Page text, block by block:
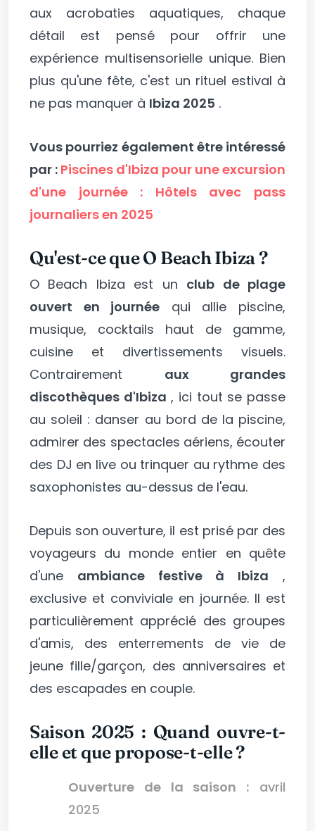
aux acrobaties aquatiques, chaque
détail est pensé pour offrir une
expérience multisensorielle unique. Bien
plus qu'une fête, c'est un rituel estival à
ne pas manquer à Ibiza 2025 .
Vous pourriez également être intéressé
par : Piscines d'Ibiza pour une excursion
d'une journée : Hôtels avec pass
journaliers en 2025
Qu'est-ce que O Beach Ibiza ?
O Beach Ibiza est un club de plage
ouvert en journée qui allie piscine,
musique, cocktails haut de gamme,
cuisine et divertissements visuels.
Contrairement aux grandes
discothèques d'Ibiza , ici tout se passe
au soleil : danser au bord de la piscine,
admirer des spectacles aériens, écouter
des DJ en live ou trinquer au rythme des
saxophonistes au-dessus de l'eau.
Depuis son ouverture, il est prisé par des
voyageurs du monde entier en quête
d'une ambiance festive à Ibiza ,
exclusive et conviviale en journée. Il est
particulièrement apprécié des groupes
d'amis, des enterrements de vie de
jeune fille/garçon, des anniversaires et
des escapades en couple.
Saison 2025 : Quand ouvre-t-
elle et que propose-t-elle ?
Ouverture de la saison : avril
2025